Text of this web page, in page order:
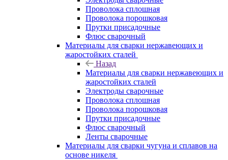
Проволока сплошная
Проволока порошковая
Прутки присадочные
Флюс сварочный
Материалы для сварки нержавеющих и
жаростойких сталей
Назад
Материалы для сварки нержавеющих и
жаростойких сталей
Электроды сварочные
Проволока сплошная
Проволока порошковая
Прутки присадочные
Флюс сварочный
Ленты сварочные
Материалы для сварки чугуна и сплавов на
основе никеля